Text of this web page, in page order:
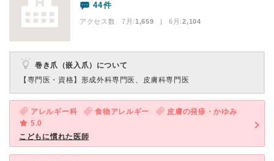
44件
アクセス数 7月:1,659 | 6月:2,104
巻き爪（嵌入爪）について
【専門医・資格】 形成外科専門医、皮膚科専門医
アレルギー科 食物アレルギー
皮膚の発疹・かゆみ
5.0
こどもに慣れた医師